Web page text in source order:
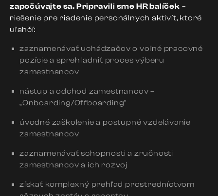
započúvajte sa. Pripravili sme HR balíček –
riešenie pre riadenie personálnych aktivít, ktoré
uľahčí:
zaznamenávať uchádzačov o voľné pracovné
pozície a sprehľadniť proces výberu
zamestnancov
nástup a odchod zamestnancov –
„Onboarding/Offboarding“
úvodné zaškolenie a postupné vzdelávanie
zamestnancov
zaznamenávať schopnosti a zručnosti
zamestnancov a ich rozvoj
získať komplexný prehľad prostredníctvom